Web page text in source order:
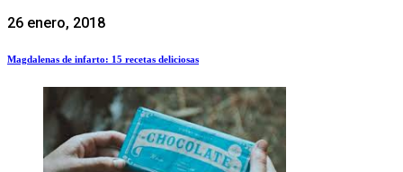
26 enero, 2018
Magdalenas de infarto: 15 recetas deliciosas